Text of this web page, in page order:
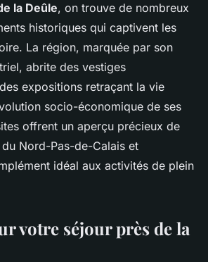
la Deûle, on trouve de nombreux
historiques qui captivent les
La région, marquée par son
abrite des vestiges
expositions retraçant la vie
socio-économique de ses
offrent un aperçu précieux de
Nord-Pas-de-Calais et
idéal aux activités de plein
votre séjour près de la